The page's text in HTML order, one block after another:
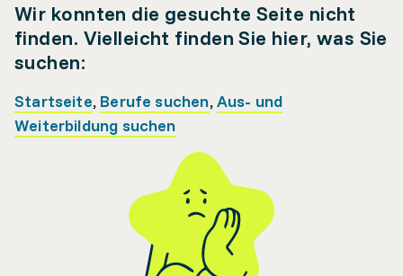
Wir konnten die gesuchte Seite nicht
finden. Vielleicht finden Sie hier, was Sie
suchen:
Startseite, Berufe suchen,Aus- und
Weiterbildung suchen